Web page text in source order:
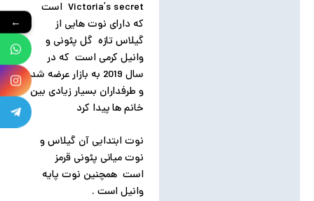
Victoria’s secret است
که دارای نوت هایی از
گیلاس تازه گل پئونی و
وانیل کرمی است که در
سال 2019 به بازار عرضه شد
و طرفداران بسیار زیادی بین
خانم ها پیدا کرد
نوت ابتدایی آن گیلاس و
نوت میانی پئونی قرمز
است همچنین نوت پایه
وانیل است .
←